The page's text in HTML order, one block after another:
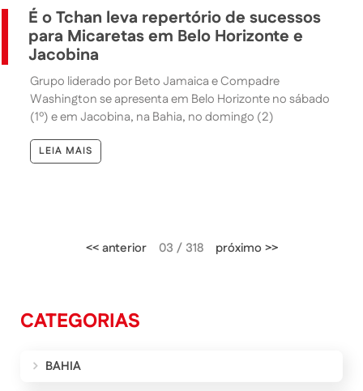
É o Tchan leva repertório de sucessos
para Micaretas em Belo Horizonte e
Jacobina
Grupo liderado por Beto Jamaica e Compadre
Washington se apresenta em Belo Horizonte no sábado
(1º) e em Jacobina, na Bahia, no domingo (2)
LEIA MAIS
<< anterior 03 / 318 próximo >>
CATEGORIAS
BAHIA